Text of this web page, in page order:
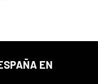
EN